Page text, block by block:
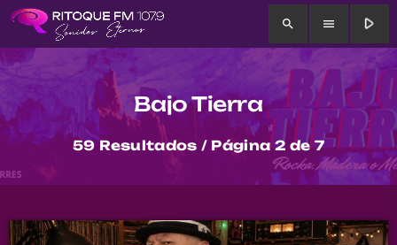
search menu play_arrow
Bajo Tierra
59 Resultados / Página 2 de 7